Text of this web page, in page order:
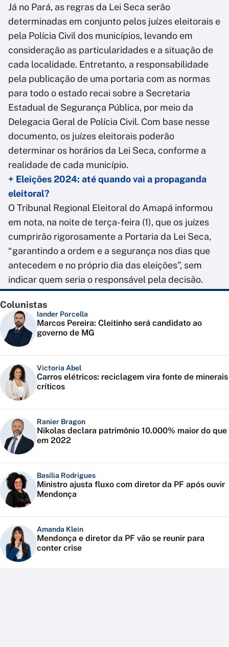
Já no Pará, as regras da Lei Seca serão
determinadas em conjunto pelos juízes eleitorais e
pela Polícia Civil dos municípios, levando em
consideração as particularidades e a situação de
cada localidade. Entretanto, a responsabilidade
pela publicação de uma portaria com as normas
para todo o estado recai sobre a Secretaria
Estadual de Segurança Pública, por meio da
Delegacia Geral de Polícia Civil. Com base nesse
documento, os juízes eleitorais poderão
determinar os horários da Lei Seca, conforme a
realidade de cada município.
+ Eleições 2024: até quando vai a propaganda
eleitoral?
O Tribunal Regional Eleitoral do Amapá informou
em nota, na noite de terça-feira (1), que os juízes
cumprirão rigorosamente a Portaria da Lei Seca,
“garantindo a ordem e a segurança nos dias que
antecedem e no próprio dia das eleições”, sem
indicar quem seria o responsável pela decisão.
Colunistas
Iander Porcella
Marcos Pereira: Cleitinho será candidato ao
governo de MG
Victoria Abel
Carros elétricos: reciclagem vira fonte de minerais
críticos
Ranier Bragon
Nikolas declara patrimônio 10.000% maior do que
em 2022
Basília Rodrigues
Ministro ajusta fluxo com diretor da PF após ouvir
Mendonça
Amanda Klein
Mendonça e diretor da PF vão se reunir para
conter crise